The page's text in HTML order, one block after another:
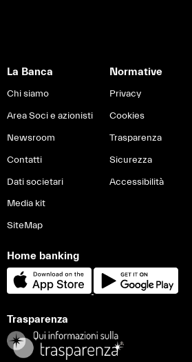
La Banca
Chi siamo
Area Soci e azionisti
Newsroom
Contatti
Dati societari
Media kit
SiteMap
Normative
Privacy
Cookies
Trasparenza
Sicurezza
Accessibilità
Home banking
Trasparenza